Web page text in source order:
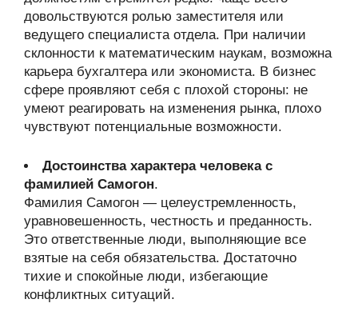
довольствуются ролью заместителя или
ведущего специалиста отдела. При наличии
склонности к математическим наукам, возможна
карьера бухгалтера или экономиста. В бизнес
сфере проявляют себя с плохой стороны: не
умеют реагировать на изменения рынка, плохо
чувствуют потенциальные возможности.
Достоинства характера человека с
фамилией Самогон.
Фамилия Самогон — целеустремленность,
уравновешенность, честность и преданность.
Это ответственные люди, выполняющие все
взятые на себя обязательства. Достаточно
тихие и спокойные люди, избегающие
конфликтных ситуаций.